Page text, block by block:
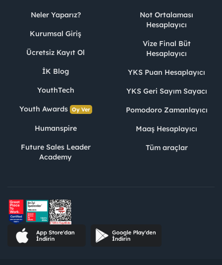
Neler Yaparız?
Kurumsal Giriş
Ücretsiz Kayıt Ol
İK Blog
YouthTech
Youth Awards Oy Ver
Humanspire
Future Sales Leader
Academy
Not Ortalaması
Hesaplayıcı
Vize Final Büt
Hesaplayıcı
YKS Puan Hesaplayıcı
YKS Geri Sayım Sayacı
Pomodoro Zamanlayıcı
Maaş Hesaplayıcı
Tüm araçlar